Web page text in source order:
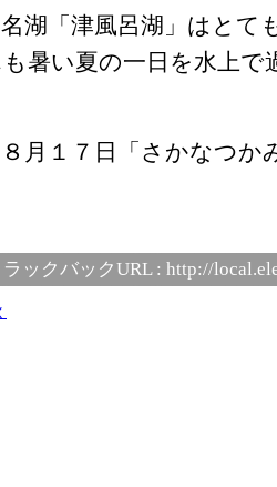
湖「津風呂湖」はとて
暑い夏の一日を水上
月１７日「さかなつか
ラックバックURL : http://